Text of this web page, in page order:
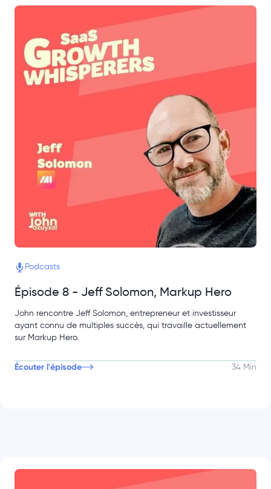
Podcasts
Épisode 8 - Jeff Solomon, Markup Hero
John rencontre Jeff Solomon, entrepreneur et investisseur
ayant connu de multiples succès, qui travaille actuellement
sur Markup Hero.
Écouter l'épisode 34 Min